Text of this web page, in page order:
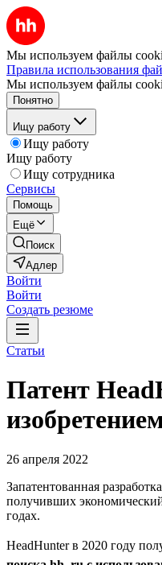
Мы используем файлы
Правила использования
Мы используем файлы
Понятно
Ищу работу
Ищу работу
Ищу работу
Ищу сотрудника
Сервисы
Помощь
Ещё
Поиск
Адлер
Войти
Войти
Создать резюме
Статьи
Патент
26 апреля 2022
Запатентованная
получивших
годах.
HeadHunter в 2020 году